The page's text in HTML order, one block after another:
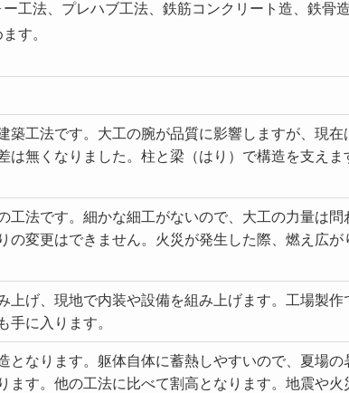
工法、プレハブ工法、鉄筋コンクリート造、鉄骨
す。
築工法です。大工の腕が品質に影響しますが、現
は無くなりました。柱と梁（はり）で構造を支え
工法です。細かな細工がないので、大工の力量は
の変更はできません。火災が発生した際、燃え広が
上げ、現地で内装や設備を組み上げます。工場製
手に入ります。
となります。躯体自体に蓄熱しやすいので、夏場
ます。他の工法に比べて割高となります。地震や火